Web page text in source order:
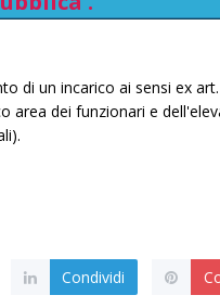
di un incarico ai sensi ex
area dei funzionari e
Condividi